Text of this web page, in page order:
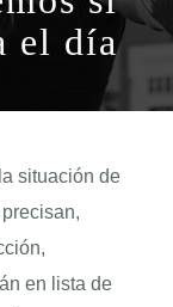
el día
situación de
en lista de